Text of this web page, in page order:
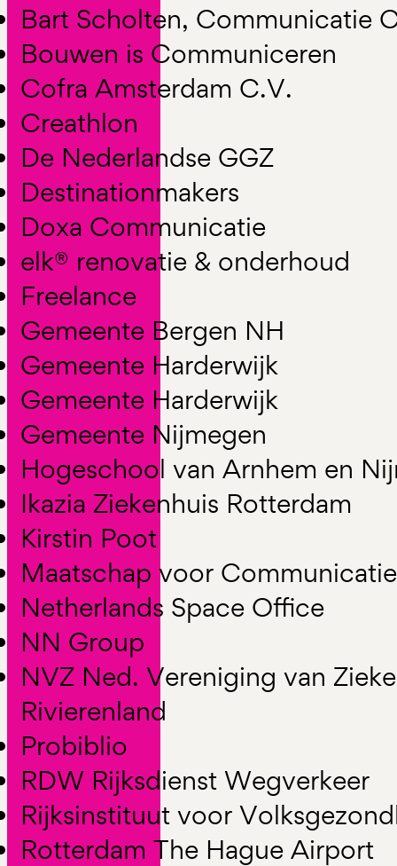
Bart Scholten, Communicatie
Bouwen is Communiceren
Cofra Amsterdam C.V.
Creathlon
De Nederlandse GGZ
Destinationmakers
Doxa Communicatie
elk® renovatie & onderhoud
Freelance
Gemeente Bergen NH
Gemeente Harderwijk
Gemeente Harderwijk
Gemeente Nijmegen
Hogeschool van Arnhem en
Ikazia Ziekenhuis Rotterdam
Kirstin Poot
Maatschap voor Communicatie
Netherlands Space Office
NN Group
NVZ Ned. Vereniging van
Rivierenland
Probiblio
RDW Rijksdienst Wegverkeer
Rijksinstituut voor
Rotterdam The Hague Airport